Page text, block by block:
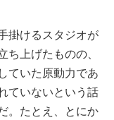
掛けるスタジオが
上げたものの、
ていた原動力であ
ていないという話
。たとえ、とにか